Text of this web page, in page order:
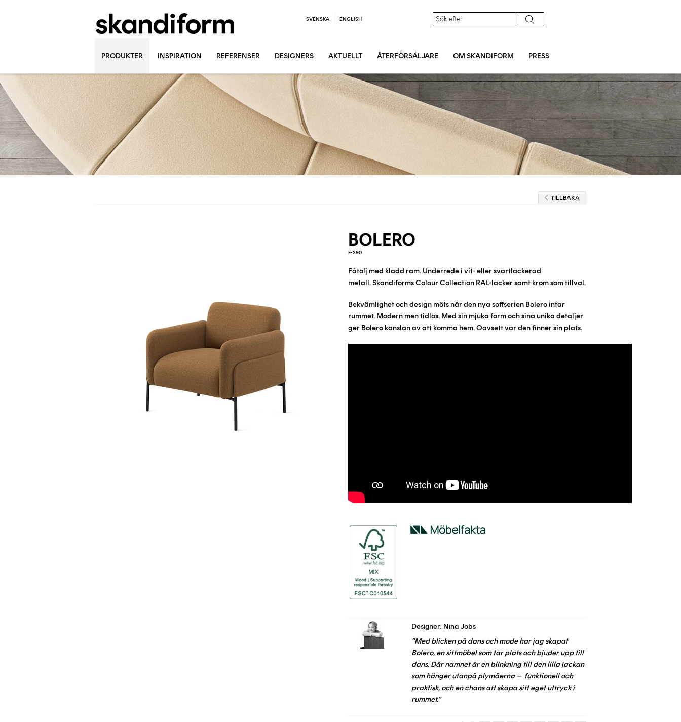
SVENSKA ENGLISH
PRODUKTER INSPIRATION REFERENSER DESIGNERS AKTUELLT ÅTERFÖRSÄLJARE OM SKANDIFORM PRESS
TILLBAKA
BOLERO
F-390
Fåtölj med klädd ram. Underrede i vit- eller svartlackerad
metall. Skandiforms Colour Collection RAL-lacker samt krom som tillval.
Bekvämlighet och design möts när den nya soffserien Bolero intar
rummet. Modern men tidlös. Med sin mjuka form och sina unika detaljer
ger Bolero känslan av att komma hem. Oavsett var den finner sin plats.
Designer: Nina Jobs
”Med blicken på dans och mode har jag skapat
Bolero, en sittmöbel som tar plats och bjuder upp till
dans. Där namnet är en blinkning till den lilla jackan
som hänger utanpå plymåerna – funktionell och
praktisk, och en chans att skapa sitt eget uttryck i
rummet.”